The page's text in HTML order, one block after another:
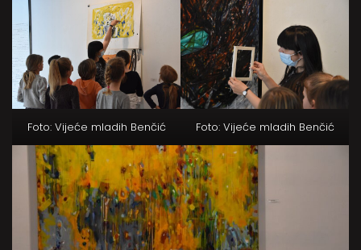
Foto: Vijeće mladih Benčić Foto: Vijeće mladih Benčić